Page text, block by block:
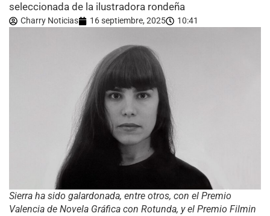
seleccionada de la ilustradora rondeña
Charry Noticias 16 septiembre, 2025 10:41
Sierra ha sido galardonada, entre otros, con el Premio
Valencia de Novela Gráfica con Rotunda, y el Premio Filmin